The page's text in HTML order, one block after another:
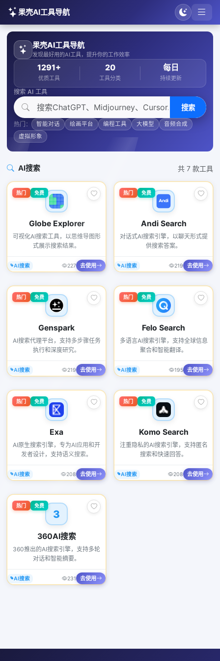
果壳AI工具导航
果壳AI工具导航
发现最好用的AI工具，提升你的工作效率
1291+
优质工具
20
工具分类
每日
持续更新
搜索 AI 工具
搜索
热门： 智能对话 绘画平台 编程工具 大模型
音频合成
虚拟形象
AI搜索 共 7 款工具
热门 免费
Globe Explorer
可视化AI搜索工具，以思维导图形
式展示搜索结果。
AI搜索 227 去使用
热门 免费
Andi Search
对话式AI搜索引擎，以聊天形式提
供搜索答案。
AI搜索 219 去使用
热门 免费
Genspark
AI搜索代理平台，支持多步骤任务
执行和深度研究。
AI搜索 219 去使用
热门 免费
Felo Search
多语言AI搜索引擎，支持全球信息
聚合和智能翻译。
AI搜索 195 去使用
热门 免费
Exa
AI原生搜索引擎，专为AI应用和开
发者设计，支持语义搜索。
AI搜索 208 去使用
热门 免费
Komo Search
注重隐私的AI搜索引擎，支持匿名
搜索和快速回答。
AI搜索 208 去使用
3
热门 免费
360AI搜索
360推出的AI搜索引擎，支持多轮
对话和智能摘要。
AI搜索 231 去使用